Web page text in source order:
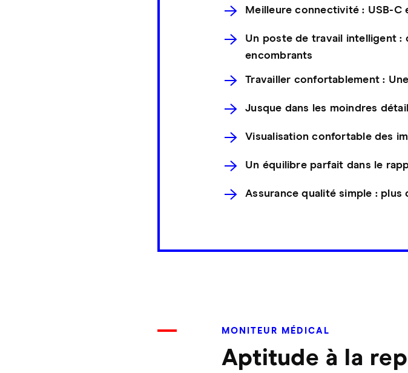
Meilleure connectivité : USB-
Un poste de travail intelligent :
encombrants
Travailler confortablement :
Jusque dans les moindres
Visualisation confortable des
Un équilibre parfait dans le
Assurance qualité simple :
MONITEUR MÉDICAL
Aptitude à la